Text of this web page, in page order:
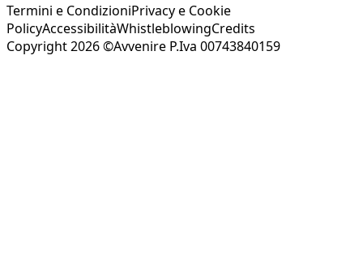
Termini e CondizioniPrivacy e Cookie
PolicyAccessibilitàWhistleblowingCredits
Copyright 2026 ©Avvenire P.Iva 00743840159